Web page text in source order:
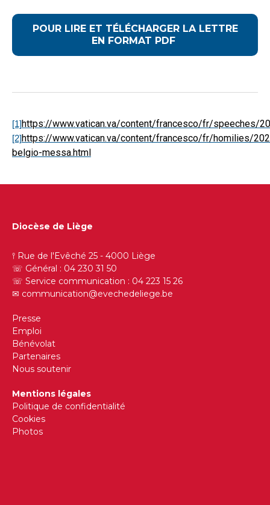
POUR LIRE ET TÉLÉCHARGER LA LETTRE
EN FORMAT PDF
[1]https://www.vatican.va/content/francesco/fr/speeches/
[2]https://www.vatican.va/content/francesco/fr/homilies/
belgio-messa.html
Diocèse de Liège
𖥣 Rue de l'Evêché 25 - 4000 Liège
☏ Général : 04 230 31 50
☏ Service communication : 04 223 15 26
✉︎ communication@evechedeliege.be
Presse
Emploi
Bénévolat
Partenaires
Nous soutenir
Mentions légales
Politique de confidentialité
Cookies
Photos